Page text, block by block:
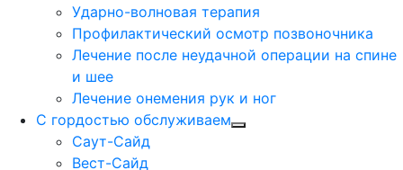
Ударно-волновая терапия
Профилактический осмотр позвоночника
Лечение после неудачной операции на спине
и шее
Лечение онемения рук и ног
С гордостью обслуживаем
Саут-Сайд
Вест-Сайд